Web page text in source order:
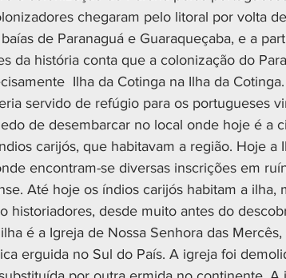
chegaram pelo litoral por volta
de Paranaguá e Guaraqueçaba, e a
da história conta que a colonização do
Ilha da Cotinga na Ilha da
servido de refúgio para os portugueses
de desembarcar no local onde hoje é a
carijós, que habitavam a região. Hoje a
encontram-se diversas inscrições em
Até hoje os índios carijós habitam a ilha,
historiadores, desde muito antes do
é a Igreja de Nossa Senhora das
erguida no Sul do País. A igreja foi